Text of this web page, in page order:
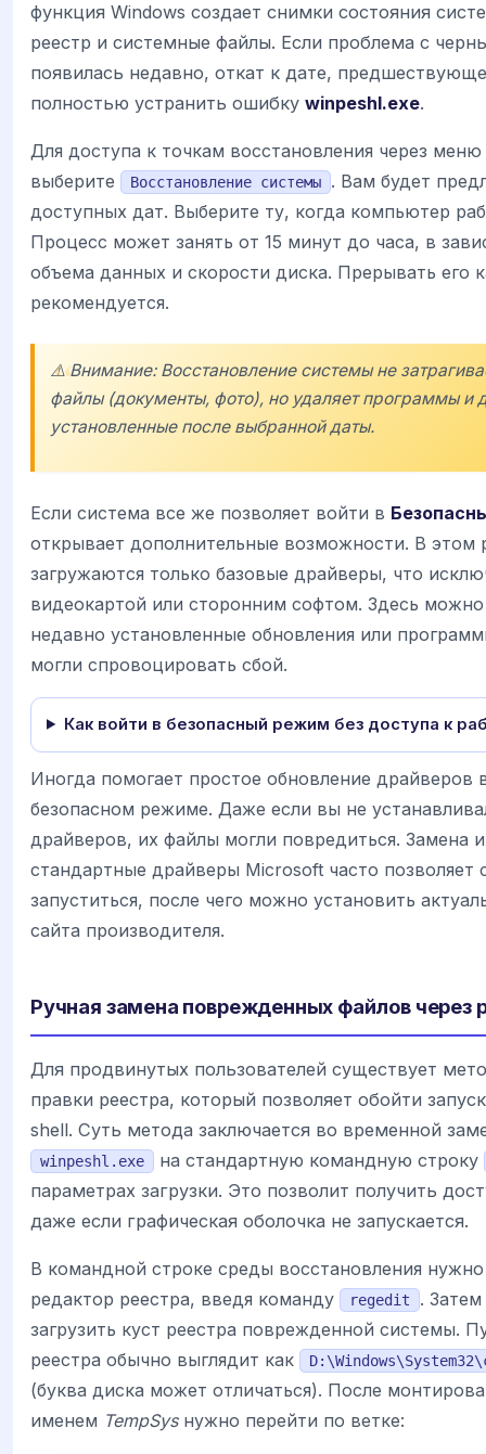
функция Windows создает снимки состояния
реестр и системные файлы. Если проблема с
появилась недавно, откат к дате,
полностью устранить ошибку winpeshl.exe.
Для доступа к точкам восстановления через меню
выберите
Восстановление системы
. Вам будет
доступных дат. Выберите ту, когда компьютер
Процесс может занять от 15 минут до часа, в
объема данных и скорости диска. Прерывать его
рекомендуется.
⚠️ Внимание: Восстановление системы не
файлы (документы, фото), но удаляет программы и
установленные после выбранной даты.
Если система все же позволяет войти в
открывает дополнительные возможности. В этом
загружаются только базовые драйверы, что
видеокартой или сторонним софтом. Здесь можно
недавно установленные обновления или
могли спровоцировать сбой.
Как войти в безопасный режим без доступа к
Иногда помогает простое обновление драйверов
безопасном режиме. Даже если вы не
драйверов, их файлы могли повредиться. Замена
стандартные драйверы Microsoft часто позволяет
запуститься, после чего можно установить
сайта производителя.
Ручная замена поврежденных файлов через
Для продвинутых пользователей существует
правки реестра, который позволяет обойти
shell. Суть метода заключается во временной
winpeshl.exe
на стандартную командную строку
параметрах загрузки. Это позволит получить
даже если графическая оболочка не запускается.
В командной строке среды восстановления нужно
редактор реестра, введя команду
regedit
.
загрузить куст реестра поврежденной системы.
реестра обычно выглядит как
(буква диска может отличаться). После
именем TempSysнужно перейти по ветке: